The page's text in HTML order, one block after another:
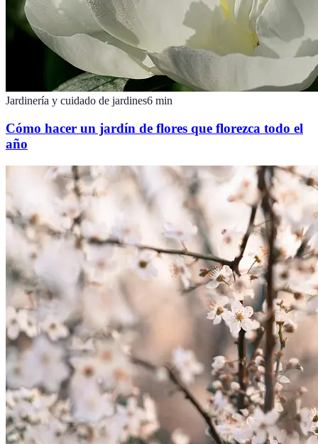
Jardinería y cuidado de jardines6 min
Cómo hacer un jardín de flores que florezca todo el
año